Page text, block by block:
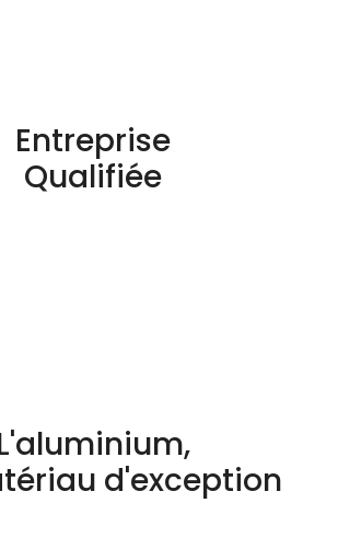
Entreprise
Qualifiée
d'exception